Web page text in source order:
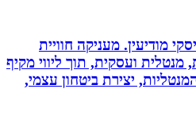
מעניקה חוויית
ועסקית, תוך ליווי מקיף
יצירת ביטחון עצמי,